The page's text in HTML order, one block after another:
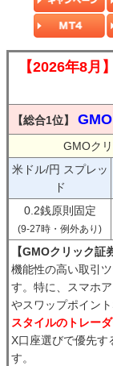
【2026年8月
【総合1位】
GMOク
米ドル/円 スプレッ
ド
0.2銭原則固定
(9-27時・例外あり)
【GMOクリック証
機能性の高い取引
す。特に、スマホ
やスワップポイン
スタイルのトレー
X口座選びで優先す
す。